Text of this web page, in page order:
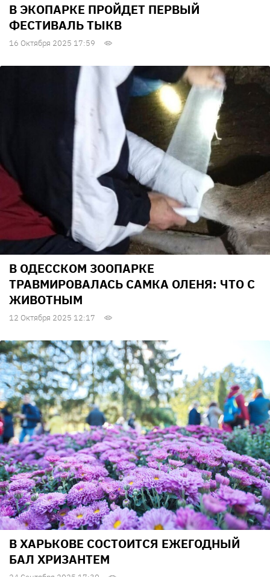
В ЭКОПАРКЕ ПРОЙДЕТ ПЕРВЫЙ
ФЕСТИВАЛЬ ТЫКВ
16 Октября 2025 17:59
В ОДЕССКОМ ЗООПАРКЕ
ТРАВМИРОВАЛАСЬ САМКА ОЛЕНЯ: ЧТО С
ЖИВОТНЫМ
12 Октября 2025 12:17
В ХАРЬКОВЕ СОСТОИТСЯ ЕЖЕГОДНЫЙ
БАЛ ХРИЗАНТЕМ